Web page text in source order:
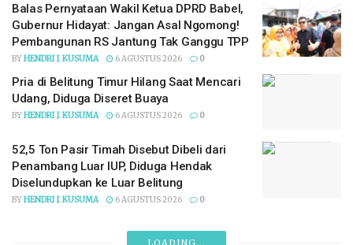
Balas Pernyataan Wakil Ketua DPRD Babel,
Gubernur Hidayat: Jangan Asal Ngomong!
Pembangunan RS Jantung Tak Ganggu TPP
BYHENDRI J. KUSUMA 6 AGUSTUS 2026 0
Pria di Belitung Timur Hilang Saat Mencari
Udang, Diduga Diseret Buaya
BYHENDRI J. KUSUMA 6 AGUSTUS 2026 0
52,5 Ton Pasir Timah Disebut Dibeli dari
Penambang Luar IUP, Diduga Hendak
Diselundupkan ke Luar Belitung
BYHENDRI J. KUSUMA 6 AGUSTUS 2026 0